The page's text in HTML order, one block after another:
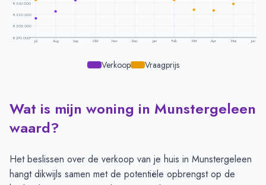
€ 360.000
€ 330.000
€ 300.000
€ 270.000
Jul Aug Sep Okt Nov Dec Jan Feb Mrt Apr Mei Jun
Verkoop Vraagprijs
Prijsontwikkeling per maand -Munstergeleen
Maand
Vraagprijs
Verkoopprijs
Juli
Augustus
€ 383.187
September
€ 401.714
€ 366.534
Wat is mijn woning in Munstergeleen
waard?
Het beslissen over de verkoop van je huis in Munstergeleen
hangt dikwijls samen met de potentiële opbrengst op de